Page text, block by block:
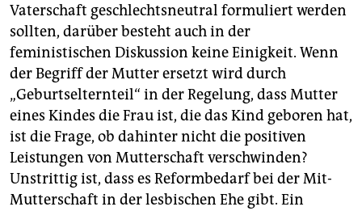
Vaterschaft geschlechtsneutral formuliert werden
sollten, darüber besteht auch in der
feministischen Diskussion keine Einigkeit. Wenn
der Begriff der Mutter ersetzt wird durch
„Geburtselternteil“ in der Regelung, dass Mutter
eines Kindes die Frau ist, die das Kind geboren hat,
ist die Frage, ob dahinter nicht die positiven
Leistungen von Mutterschaft verschwinden?
Unstrittig ist, dass es Reformbedarf bei der Mit-
Mutterschaft in der lesbischen Ehe gibt. Ein